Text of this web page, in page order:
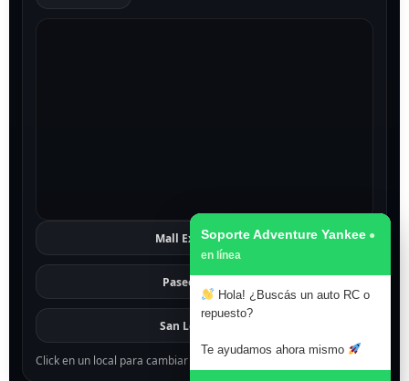
Mall Excelsior Ver
Paseo 1811
San Lorenzo
Click en un local para cambiar el mapa.
Soporte Adventure Yankee
Hola! ¿Buscás un auto RC o
repuesto?
Te ayudamos ahora mismo